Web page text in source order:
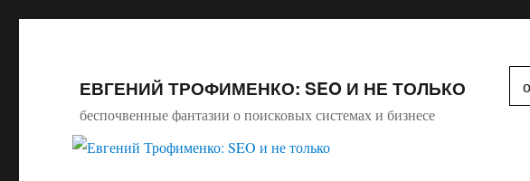
ЕВГЕНИЙ ТРОФИМЕНКО: SEO И НЕ ТОЛЬКО
беспочвенные фантазии о поисковых системах и бизнесе